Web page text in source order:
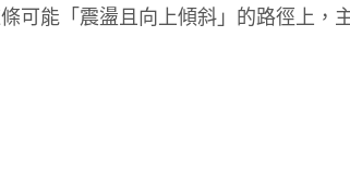
可能「震盪且向上傾斜」的路徑上，